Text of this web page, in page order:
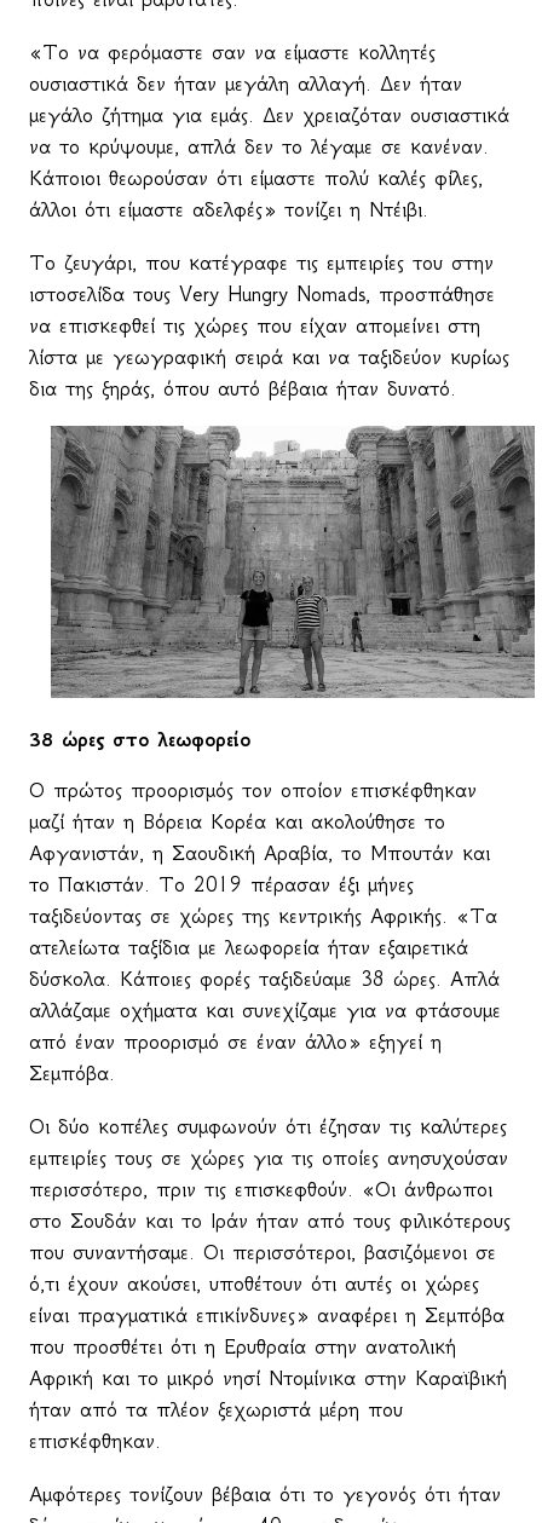
«Το να φερόμαστε σαν να είμαστε κολλητές
ουσιαστικά δεν ήταν μεγάλη αλλαγή. Δεν ήταν
μεγάλο ζήτημα για εμάς. Δεν χρειαζόταν ουσιαστικά
να το κρύψουμε, απλά δεν το λέγαμε σε κανέναν.
Κάποιοι θεωρούσαν ότι είμαστε πολύ καλές φίλες,
άλλοι ότι είμαστε αδελφές» τονίζει η Ντέιβι.
Το ζευγάρι, που κατέγραφε τις εμπειρίες του στην
ιστοσελίδα τους Very Hungry Nomads, προσπάθησε
να επισκεφθεί τις χώρες που είχαν απομείνει στη
λίστα με γεωγραφική σειρά και να ταξιδεύον κυρίως
δια της ξηράς, όπου αυτό βέβαια ήταν δυνατό.
38 ώρες στο λεωφορείο
Ο πρώτος προορισμός τον οποίον επισκέφθηκαν
μαζί ήταν η Βόρεια Κορέα και ακολούθησε το
Αφγανιστάν, η Σαουδική Αραβία, το Μπουτάν και
το Πακιστάν. Το 2019 πέρασαν έξι μήνες
ταξιδεύοντας σε χώρες της κεντρικής Αφρικής. «Τα
ατελείωτα ταξίδια με λεωφορεία ήταν εξαιρετικά
δύσκολα. Κάποιες φορές ταξιδεύαμε 38 ώρες. Απλά
αλλάζαμε οχήματα και συνεχίζαμε για να φτάσουμε
από έναν προορισμό σε έναν άλλο» εξηγεί η
Σεμπόβα.
Οι δύο κοπέλες συμφωνούν ότι έζησαν τις καλύτερες
εμπειρίες τους σε χώρες για τις οποίες ανησυχούσαν
περισσότερο, πριν τις επισκεφθούν. «Οι άνθρωποι
στο Σουδάν και το Ιράν ήταν από τους φιλικότερους
που συναντήσαμε. Οι περισσότεροι, βασιζόμενοι σε
ό,τι έχουν ακούσει, υποθέτουν ότι αυτές οι χώρες
είναι πραγματικά επικίνδυνες» αναφέρει η Σεμπόβα
που προσθέτει ότι η Ερυθραία στην ανατολική
Αφρική και το μικρό νησί Ντομίνικα στην Καραϊβική
ήταν από τα πλέον ξεχωριστά μέρη που
επισκέφθηκαν.
Αμφότερες τονίζουν βέβαια ότι το γεγονός ότι ήταν